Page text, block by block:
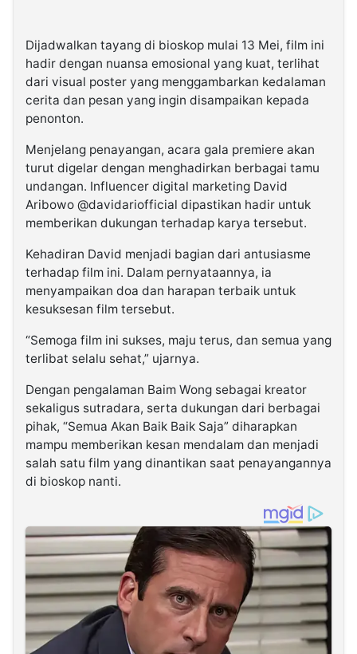
Dijadwalkan tayang di bioskop mulai 13 Mei, film ini
hadir dengan nuansa emosional yang kuat, terlihat
dari visual poster yang menggambarkan kedalaman
cerita dan pesan yang ingin disampaikan kepada
penonton.
Menjelang penayangan, acara gala premiere akan
turut digelar dengan menghadirkan berbagai tamu
undangan. Influencer digital marketing David
Aribowo @davidariofficial dipastikan hadir untuk
memberikan dukungan terhadap karya tersebut.
Kehadiran David menjadi bagian dari antusiasme
terhadap film ini. Dalam pernyataannya, ia
menyampaikan doa dan harapan terbaik untuk
kesuksesan film tersebut.
“Semoga film ini sukses, maju terus, dan semua yang
terlibat selalu sehat,” ujarnya.
Dengan pengalaman Baim Wong sebagai kreator
sekaligus sutradara, serta dukungan dari berbagai
pihak, “Semua Akan Baik Baik Saja” diharapkan
mampu memberikan kesan mendalam dan menjadi
salah satu film yang dinantikan saat penayangannya
di bioskop nanti.